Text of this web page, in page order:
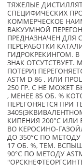
ТЯЖЕЛЫЕ
СПЕЦИФИЧЕСКИХ
КОММЕРЧЕСКОЕ
ВАКУУМНОЙ
ПРЕДНАЗНАЧЕН ДЛЯ
ПЕРЕРАБОТКИ
ГИДРОКРЕКИНГОМ. В
ЗНАК ОТСУТСТВУЕТ.
ПОТЕРИ)
ASTM D 86 , ИЛИ
250 ГР. С НЕ МОЖЕТ
, МЕНЕЕ 85 ОБ. %
ПЕРЕГОНЯЕТСЯ ПРИ
КИПЕНИЯ 200°С ИЛИ
ВО КЕРОСИНО-
ДО 350°С ПО МЕТОДУ
17 ОБ. %, ТЕМ.
90°С ПО МЕТОДУ